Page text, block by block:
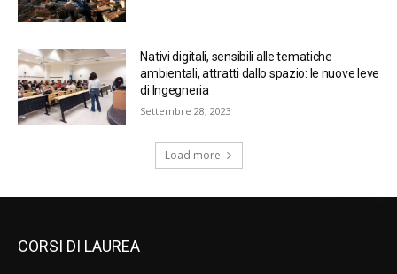
Nativi digitali, sensibili alle tematiche
ambientali, attratti dallo spazio: le nuove leve
di Ingegneria
Settembre 28, 2023
Load more
CORSI DI LAUREA